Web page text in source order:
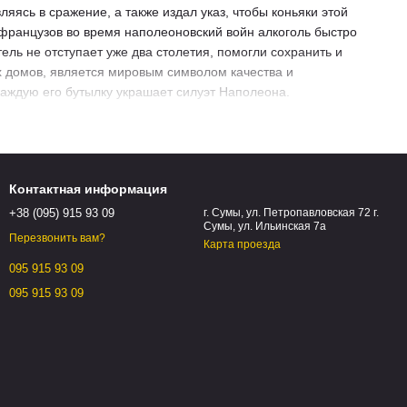
в сражение, а также издал указ, чтобы коньяки этой
во время наполеоновский войн алкоголь быстро
не отступает уже два столетия, помогли сохранить и
является мировым символом качества и
его бутылку украшает силуэт Наполеона.
столетия работы так и не начал выращивать виноград
белый виноград с низким содержанием сахара и
(из него создают спирты с выдержкой 20 лет и
Бордери (для спиртов выдержкой 15 лет, во вкусе
винограда).
емкостях. Естественная ферментация длится неделю.
на осадке, поэтому осадок в процессе перегонки не
в Тронсайском лесу. Первый этап выдержки,
использованы, они насыщают спирты уникальными
Контактная информация
+38 (095) 915 93 09
Перезвонить вам?
095 915 93 09
095 915 93 09
г. Сумы, ул. Петропавловская 72 г.
Сумы, ул. Ильинская 7а
Карта проезда